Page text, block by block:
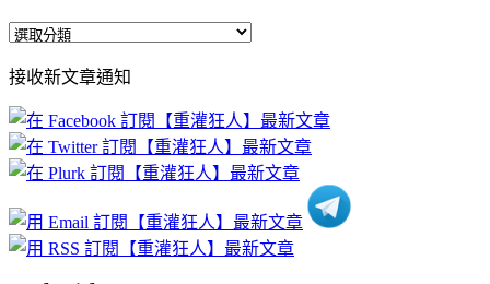
全
文
章
分
類
接收新文章通知